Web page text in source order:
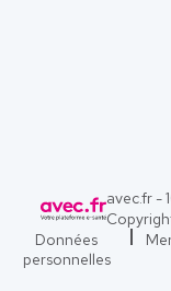
avec.fr -
Données
personnelles